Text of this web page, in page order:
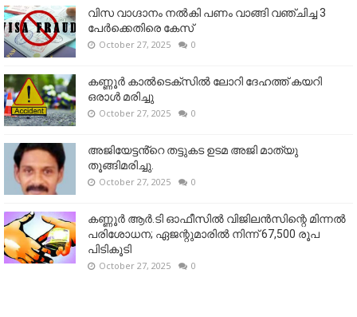
വിസ വാഗ്ദാനം നൽകി പണം വാങ്ങി വഞ്ചിച്ച 3
പേർക്കെതിരെ കേസ്
October 27, 2025 0
കണ്ണൂര്‍ കാല്‍ടെക്‌സില്‍ ലോറി ദേഹത്ത് കയറി
ഒരാള്‍ മരിച്ചു
October 27, 2025 0
അജിയേട്ടൻ്റെ തട്ടുകട ഉടമ അജി മാത്യു
തൂങ്ങിമരിച്ചു.
October 27, 2025 0
കണ്ണൂര്‍ ആര്‍.ടി ഓഫീസില്‍ വിജിലൻസിന്റെ മിന്നല്‍
പരിശോധന; ഏജന്റുമാരില്‍ നിന്ന് 67,500 രൂപ
പിടികൂടി
October 27, 2025 0